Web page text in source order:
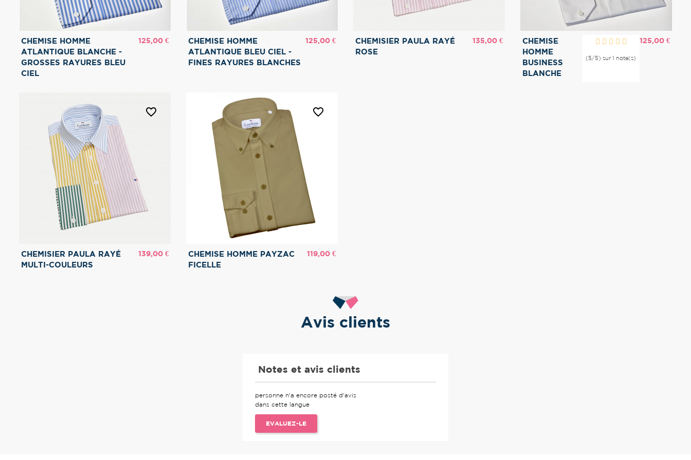
CHEMISE HOMME
ATLANTIQUE BLANCHE -
GROSSES RAYURES BLEU
CIEL
Prix
125,00 €
CHEMISE HOMME
ATLANTIQUE BLEU CIEL -
FINES RAYURES BLANCHES
Prix
125,00 €
CHEMISIER PAULA RAYÉ
ROSE
Prix
135,00 €
CHEMISE
HOMME
BUSINESS
BLANCHE
(5/5) sur 1 note(s)
Prix
125,00 €
CHEMISIER PAULA RAYÉ
MULTI-COULEURS
favorite_border
Prix
139,00 €
CHEMISE HOMME PAYZAC
FICELLE
favorite_border
Prix
119,00 €
Avis clients
Notes et avis clients
personne n'a encore posté d'avis
dans cette langue
EVALUEZ-LE